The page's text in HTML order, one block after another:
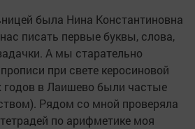
была Нина Константиновна
писать первые буквы, слова,
А мы старательно
при свете керосиновой
годов в Лаишево были частые
Рядом со мной проверяла
по арифметике моя